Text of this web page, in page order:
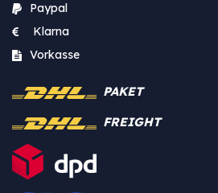
Paypal
Klarna
Vorkasse
PAKET
FREIGHT